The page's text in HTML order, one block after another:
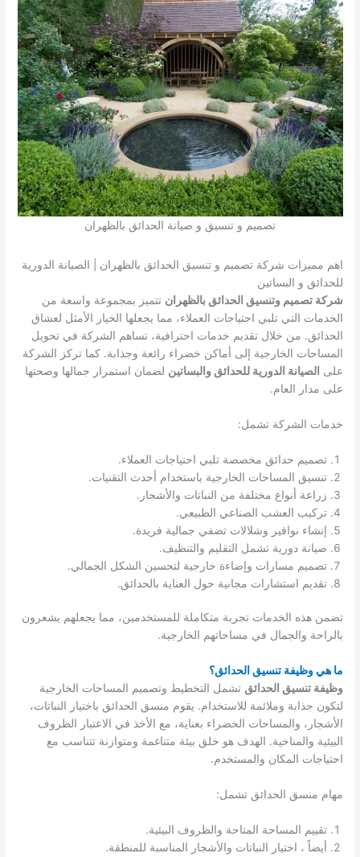
تصميم و تنسيق و صيانة الحدائق بالظهران
اهم مميزات شركة تصميم و تنسيق الحدائق بالظهران | الصيانة الدورية
للحدائق و البساتين
شركة تصميم وتنسيق الحدائق بالظهران تتميز بمجموعة واسعة من
الخدمات التي تلبي احتياجات العملاء، مما يجعلها الخيار الأمثل لعشاق
الحدائق. من خلال تقديم خدمات احترافية، تساهم الشركة في تحويل
المساحات الخارجية إلى أماكن خضراء رائعة وجذابة. كما تركز الشركة
على الصيانة الدورية للحدائق والبساتين لضمان استمرار جمالها وصحتها
على مدار العام.
خدمات الشركة تشمل:
تصميم حدائق مخصصة تلبي احتياجات العملاء.
تنسيق المساحات الخارجية باستخدام أحدث التقنيات.
زراعة أنواع مختلفة من النباتات والأشجار.
تركيب العشب الصناعي الطبيعي.
إنشاء نوافير وشلالات تضفي جمالية فريدة.
صيانة دورية تشمل التقليم والتنظيف.
تصميم مسارات وإضاءة خارجية لتحسين الشكل الجمالي.
تقديم استشارات مجانية حول العناية بالحدائق.
تضمن هذه الخدمات تجربة متكاملة للمستخدمين، مما يجعلهم يشعرون
بالراحة والجمال في مساحاتهم الخارجية.
ما هي وظيفة تنسيق الحدائق؟
وظيفة تنسيق الحدائق تشمل التخطيط وتصميم المساحات الخارجية
لتكون جذابة وملائمة للاستخدام. يقوم منسق الحدائق باختيار النباتات،
الأشجار، والمساحات الخضراء بعناية، مع الأخذ في الاعتبار الظروف
البيئية والمناخية. الهدف هو خلق بيئة متناغمة ومتوازنة تتناسب مع
احتياجات المكان والمستخدم.
مهام منسق الحدائق تشمل:
تقييم المساحة المتاحة والظروف البيئية.
أيضاً ، اختيار النباتات والأشجار المناسبة للمنطقة.